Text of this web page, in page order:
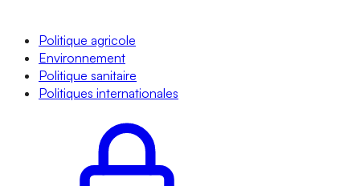
Politique agricole
Environnement
Politique sanitaire
Politiques internationales